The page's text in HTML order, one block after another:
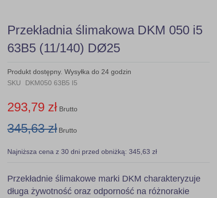
Skip
to
the
beginning
the
images
Przekładnia ślimakowa DKM 050 i5
63B5 (11/140) DØ25
Produkt dostępny. Wysyłka do 24 godzin
SKU
DKM050 63B5 I5
293,79 zł Brutto
345,63 zł Brutto
Najniższa cena z 30 dni przed obniżką: 345,63 zł
Przekładnie ślimakowe marki DKM charakteryzuje
długa żywotność oraz odporność na różnorakie